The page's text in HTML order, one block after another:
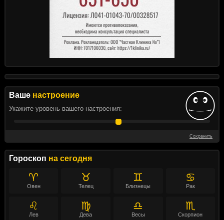
Ваше настроение
Укажите уровень вашего настроения:
Сохранить
Гороскоп на сегодня
♈
Овен
♉
Телец
♊
Близнецы
♋
Рак
♌
Лев
♍
Дева
♎
Весы
♏
Скорпион